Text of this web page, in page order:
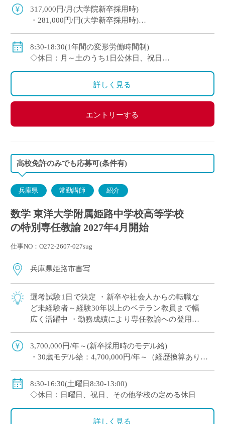
活的な自立を全面的にバックアップ ・ […]
317,000円/月(大学院新卒採用時)
・281,000円/円(大学新卒採用時)
◇賞与：有(6ヶ月分※初年度は4ヶ月分)
◇手当：各種有
・通勤手当：上限50,000円)
・住居手当：賃貸の場合は上限27,000円)
・その他、扶養等の諸手当が条件に応じて支給あり
◇保険：私学共済、雇用保険など
8:30-18:30(1年間の変形労働時間制)
◇休日：月～土のうち1日公休日、祝日
・その他、夏季や年末年始、春季休暇、他学校スケ
詳しく見る
エントリーする
高校免許のみでも応募可(条件有)
兵庫県 常勤講師 紹介
数学 東洋大学附属姫路中学校高等学校
の特別専任教諭 2027年4月開始
仕事NO：O272-2607-027sug
兵庫県姫路市書写
選考試験1日で決定 ・新卒や社会人からの転職な
ど未経験者～経験30年以上のベテラン教員まで幅
広く活躍中 ・勤務成績により専任教諭への登用あ
り ・e-learningなどICTの導入にも積極的、国際交
流にも注力 ※高校免許 […]
3,700,000円/年～(新卒採用時のモデル給)
・30歳モデル給：4,700,000円/年～（経歴換算あり）
・専任教諭のモデル給：24歳520万円/年、30歳630万
円/年程度
※上記以外に補習手当、特殊業務手当、通勤手当、入
試手当、クラブ活動手当を支給
8:30-16:30(土曜日8:30-13:00)
◇休日：日曜日、祝日、その他学校の定める休日
詳しく見る